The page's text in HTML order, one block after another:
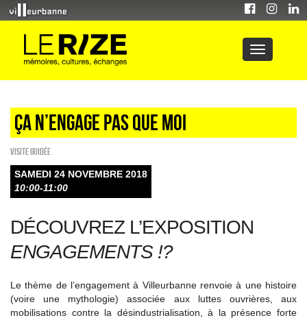
Ça n’engage pas que moi
Visite guidée
SAMEDI 24 NOVEMBRE 2018
10:00-11:00
DÉCOUVREZ L’EXPOSITION
ENGAGEMENTS !?
Le thème de l’engagement à Villeurbanne renvoie à une histoire
(voire une mythologie) associée aux luttes ouvrières, aux
mobilisations contre la désindustrialisation, à la présence forte